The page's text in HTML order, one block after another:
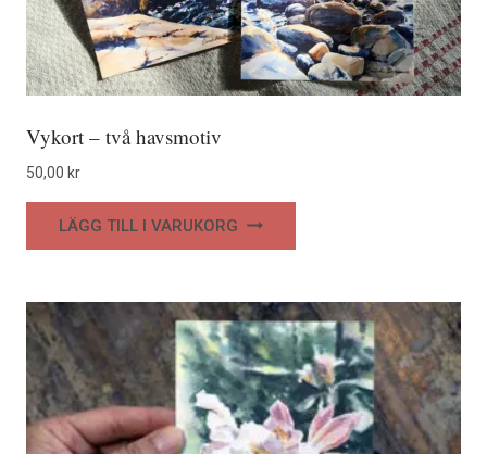
Vykort – två havsmotiv
50,00 kr
LÄGG TILL I VARUKORG